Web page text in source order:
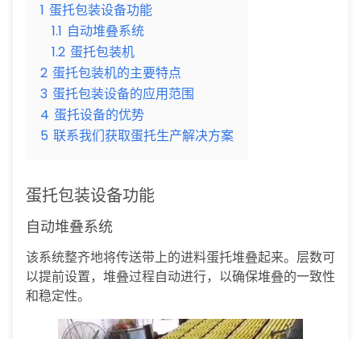
1 蛋托包装设备功能
1.1 自动堆叠系统
1.2 蛋托包装机
2 蛋托包装机的主要特点
3 蛋托包装设备的应用范围
4 蛋托设备的优势
5 联系我们获取蛋托生产解决方案
蛋托包装设备功能
自动堆叠系统
该系统整齐地将传送带上的进料蛋托堆叠起来。层数可
以提前设置，堆叠过程自动进行，以确保堆叠的一致性
和稳定性。